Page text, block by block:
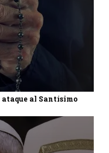
ataque al Santísimo